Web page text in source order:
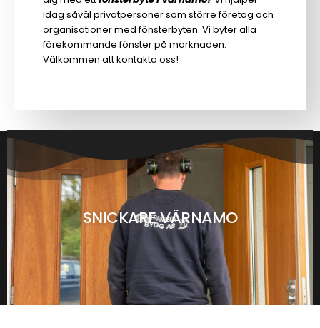
idag såväl privatpersoner som större företag och
organisationer med fönsterbyten. Vi byter alla
förekommande fönster på marknaden.
Välkommen att kontakta oss!
SNICKARE VÄRNAMO